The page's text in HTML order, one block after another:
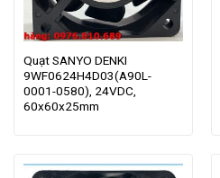
Quạt SANYO DENKI
9WF0624H4D03(A90L-
0001-0580), 24VDC,
60x60x25mm